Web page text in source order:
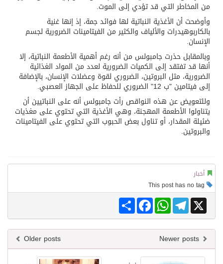
من المخاطر التي قد تؤدي إلى الموت.
وأوضحت أن الأغذية النباتية لها فوائد جمة، إذ إنها غنية
بالكاربوهيدرات والألياف والكثير من الفيتامينات الضرورية لجسم
الإنسان.
وبالمقابل حذرت جامبولس من أنه رغم أهمية الأطعمة النباتية، إلا
أنها قد تفتقد إلى الكميات الضرورية لعدد من المواد الغذائية
الضرورية، مثل البروتين، الضروري لقوة وعضلات الإنسان، بالإضافة
إلى فيتامين "ب 12" الضروري للحفاظ على الجهاز العصبي.
وللتعويض عن هذه النواقص رأت جامبولس أنه على النباتيين أن
يتناولوا الأطعمة المهجنة، وهي الأغذية التي تحتوي على مغذيات
ضئيلة المقدار، أو تناول بعض الحبوب التي تحتوي على الفيتامينات
والبروتين.
أخبار
Share
FacebookWhatsAppTelegram X
Older posts